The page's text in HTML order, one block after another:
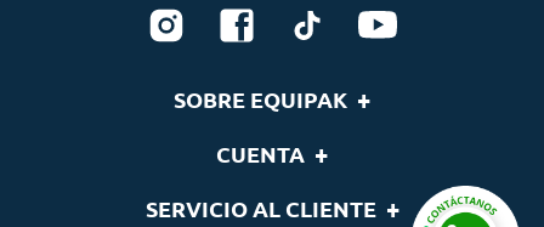
SOBRE EQUIPAK +
Nuestras Marcas
CUENTA +
SERVICIO AL CLIENTE +